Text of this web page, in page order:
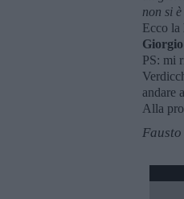
non si
Ecco la
PS: mi
andare
Alla